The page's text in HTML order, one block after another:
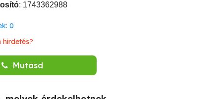
: 1743362988
0
hirdetés?
Mutasd